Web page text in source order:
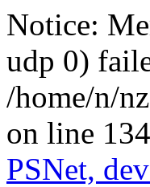
Notice:
udp 0)
/home/n/
on line 134
PSNet,